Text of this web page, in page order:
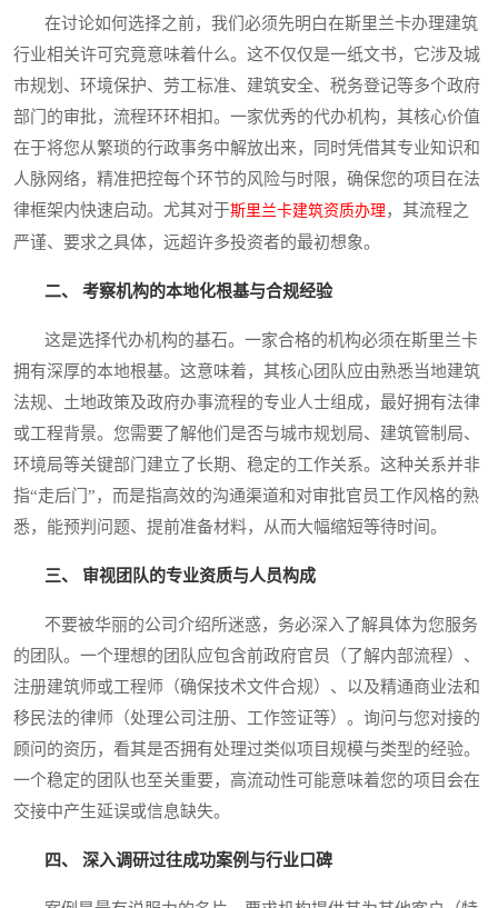
在讨论如何选择之前，我们必须先明白在斯里兰卡办理建筑
行业相关许可究竟意味着什么。这不仅仅是一纸文书，它涉及城
市规划、环境保护、劳工标准、建筑安全、税务登记等多个政府
部门的审批，流程环环相扣。一家优秀的代办机构，其核心价值
在于将您从繁琐的行政事务中解放出来，同时凭借其专业知识和
人脉网络，精准把控每个环节的风险与时限，确保您的项目在法
律框架内快速启动。尤其对于斯里兰卡建筑资质办理 ，其流程之
严谨、要求之具体，远超许多投资者的最初想象。
二、 考察机构的本地化根基与合规经验
这是选择代办机构的基石。一家合格的机构必须在斯里兰卡
拥有深厚的本地根基。这意味着，其核心团队应由熟悉当地建筑
法规、土地政策及政府办事流程的专业人士组成，最好拥有法律
或工程背景。您需要了解他们是否与城市规划局、建筑管制局、
环境局等关键部门建立了长期、稳定的工作关系。这种关系并非
指“走后门”，而是指高效的沟通渠道和对审批官员工作风格的熟
悉，能预判问题、提前准备材料，从而大幅缩短等待时间。
三、 审视团队的专业资质与人员构成
不要被华丽的公司介绍所迷惑，务必深入了解具体为您服务
的团队。一个理想的团队应包含前政府官员（了解内部流程）、
注册建筑师或工程师（确保技术文件合规）、以及精通商业法和
移民法的律师（处理公司注册、工作签证等）。询问与您对接的
顾问的资历，看其是否拥有处理过类似项目规模与类型的经验。
一个稳定的团队也至关重要，高流动性可能意味着您的项目会在
交接中产生延误或信息缺失。
四、 深入调研过往成功案例与行业口碑